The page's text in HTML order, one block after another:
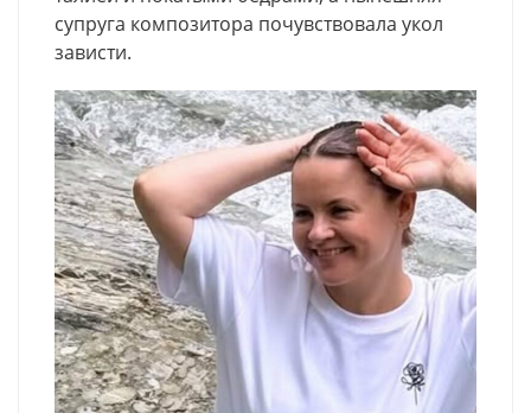
супруга композитора почувствовала укол
зависти.